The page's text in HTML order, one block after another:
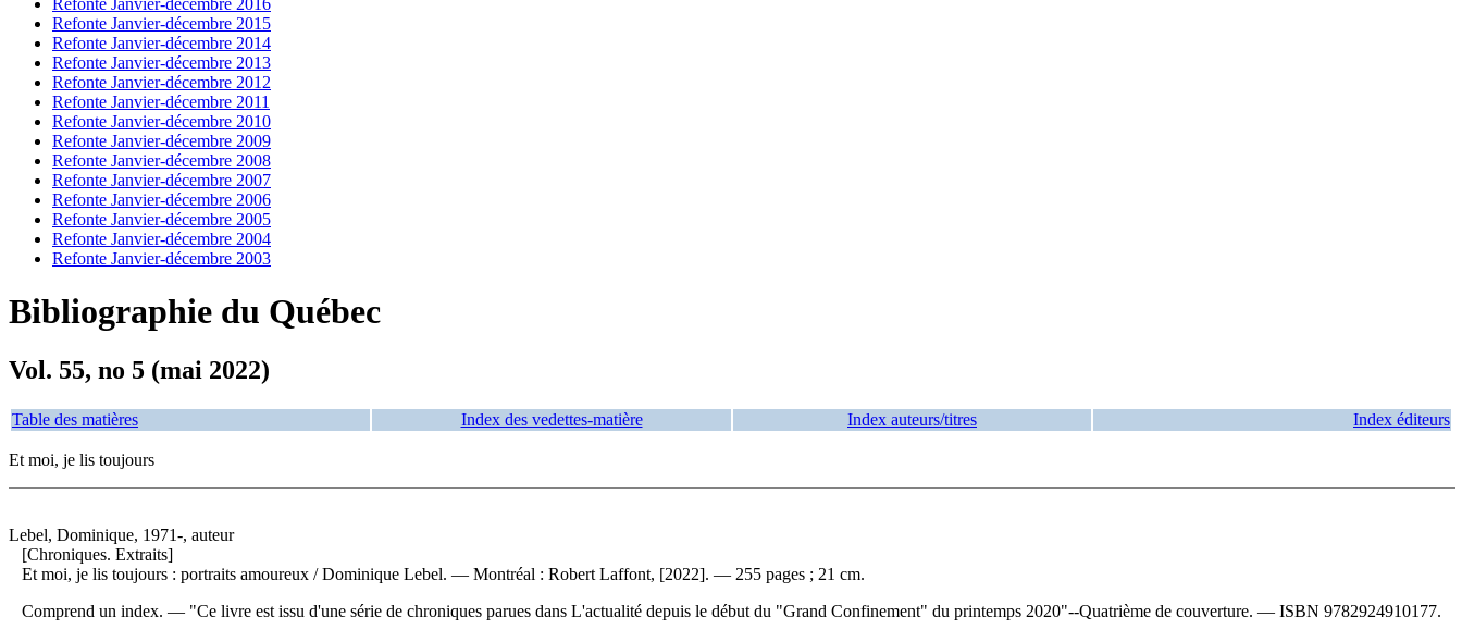
Refonte Janvier-décembre 2016
Refonte Janvier-décembre 2015
Refonte Janvier-décembre 2014
Refonte Janvier-décembre 2013
Refonte Janvier-décembre 2012
Refonte Janvier-décembre 2011
Refonte Janvier-décembre 2010
Refonte Janvier-décembre 2009
Refonte Janvier-décembre 2008
Refonte Janvier-décembre 2007
Refonte Janvier-décembre 2006
Refonte Janvier-décembre 2005
Refonte Janvier-décembre 2004
Refonte Janvier-décembre 2003
Bibliographie du Québec
Vol. 55, no 5 (mai 2022)
Table des matières Index des vedettes-matière Index auteurs/titres Index éditeurs
Et moi, je lis toujours
Lebel, Dominique, 1971-, auteur
[Chroniques. Extraits]
Et moi, je lis toujours : portraits amoureux / Dominique Lebel. — Montréal : Robert Laffont, [2022]. — 255 pages ; 21 cm.
Comprend un index. — "Ce livre est issu d'une série de chroniques parues dans L'actualité depuis le début du "Grand Confinement" du printemps 2020"--Quatrième de couverture. — ISBN 9782924910177.